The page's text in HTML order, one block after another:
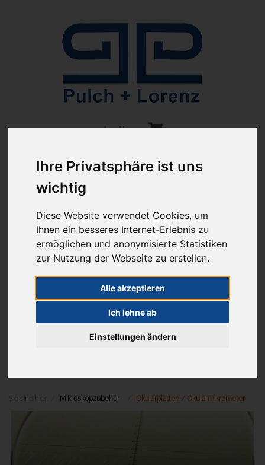
Ihre Privatsphäre ist uns
wichtig
Diese Website verwendet Cookies, um
Ihnen ein besseres Internet-Erlebnis zu
ermöglichen und anonymisierte Statistiken
zur Nutzung der Webseite zu erstellen.
Alle akzeptieren
Ich lehne ab
Einstellungen ändern
Anmelden
ab 100€ versandkostenfrei
(innerhalb Deutschlands)
Sie haben Fragen?
07641-9360300
Sie sind hier: Mikroskopzubehör Okularplatten / Okularmikrometer